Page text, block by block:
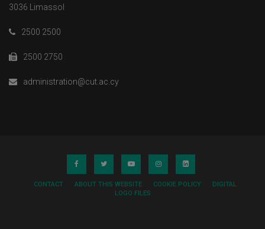
3036 Limassol
2500 2500
2500 2750
administration@cut.ac.cy
CONTACT ABOUT THIS WEBSITE COOKIE POLICY
DIGITAL
LOGO FILES